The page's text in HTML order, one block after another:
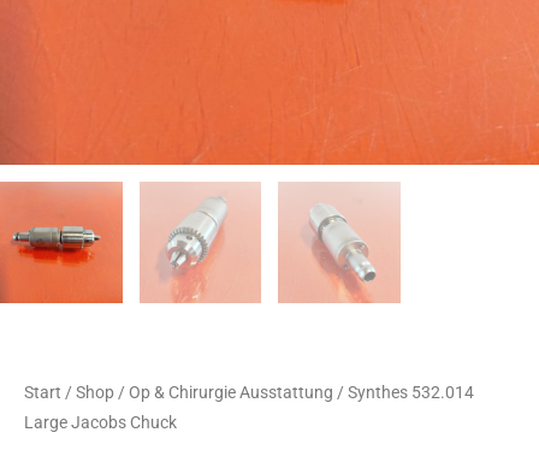
Start / Shop / Op & Chirurgie Ausstattung / Synthes 532.014
Large Jacobs Chuck